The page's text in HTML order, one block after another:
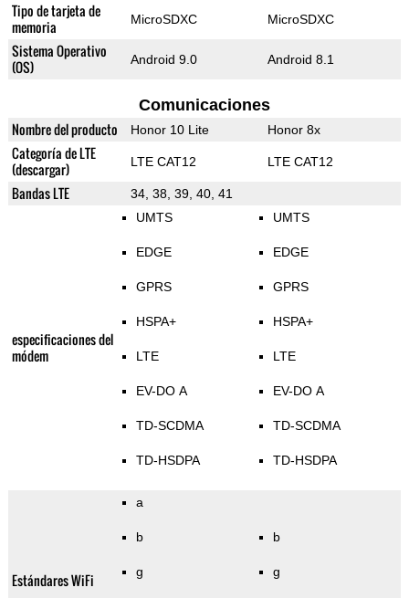
Tipo de tarjeta de
memoria
MicroSDXC MicroSDXC
Sistema Operativo
(OS)
Android 9.0 Android 8.1
Comunicaciones
Nombre del producto Honor 10 Lite Honor 8x
Categoría de LTE
(descargar)
LTE CAT12 LTE CAT12
Bandas LTE 34, 38, 39, 40, 41
especificaciones del
módem
UMTS
EDGE
GPRS
HSPA+
LTE
EV-DO A
TD-SCDMA
TD-HSDPA
UMTS
EDGE
GPRS
HSPA+
LTE
EV-DO A
TD-SCDMA
TD-HSDPA
Estándares WiFi
a
b
g
b
g